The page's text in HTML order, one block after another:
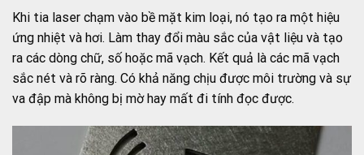
Khi tia laser chạm vào bề mặt kim loại, nó tạo ra một hiệu
ứng nhiệt và hơi. Làm thay đổi màu sắc của vật liệu và tạo
ra các dòng chữ, số hoặc mã vạch. Kết quả là các mã vạch
sắc nét và rõ ràng. Có khả năng chịu được môi trường và sự
va đập mà không bị mờ hay mất đi tính đọc được.